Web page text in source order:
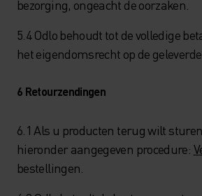
bezorging, ongeacht de oorzaken.
5.4 Odlo behoudt tot de volledige
het eigendomsrecht op de geleverde
6 Retourzendingen
6.1 Als u producten terug wilt
hieronder aangegeven procedure:
bestellingen.